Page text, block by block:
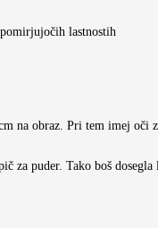
lastnostih
na obraz. Pri tem imej oči
za puder. Tako boš